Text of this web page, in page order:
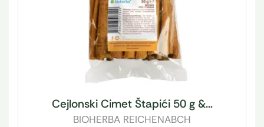
Cejlonski Cimet Štapići 50 g &...
BIOHERBA REICHENABCH